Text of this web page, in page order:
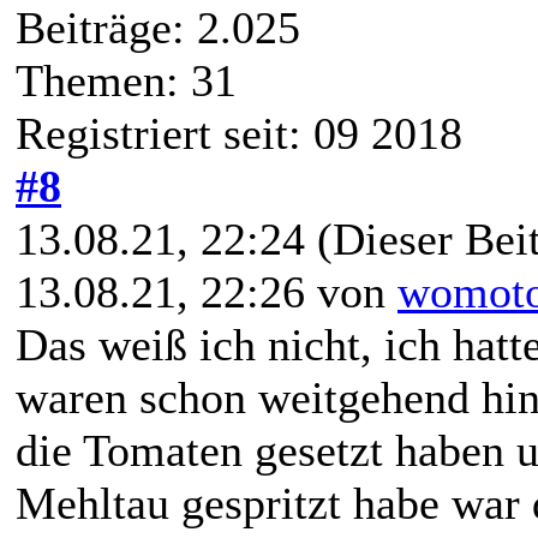
Beiträge: 2.025
Themen: 31
Registriert seit: 09 2018
#8
13.08.21, 22:24 (Dieser
13.08.21, 22:26 von
Das weiß ich nicht, ich
waren schon weitgehend
die Tomaten gesetzt haben
Mehltau gespritzt habe war